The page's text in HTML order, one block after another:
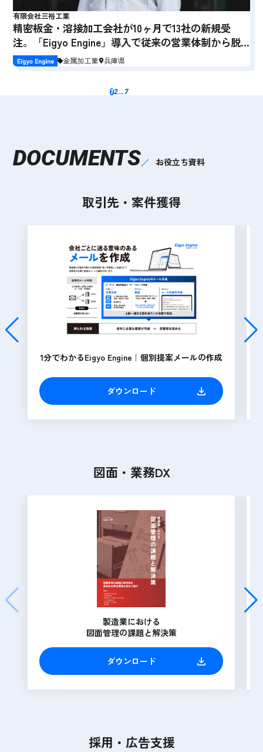
有限会社三裕工業
精密板金・溶接加工会社が10ヶ月で13社の新規受
注。「Eigyo Engine」導入で従来の営業体制から脱
却
金属加工業 兵庫県
12…7
DOCUMENTS お役立ち資料
取引先・案件獲得
1分でわかるEigyo Engine｜個別提案メールの作成
ダウンロード
図面・業務DX
製造業における
図面管理の課題と解決策
ダウンロード
採用・広告支援